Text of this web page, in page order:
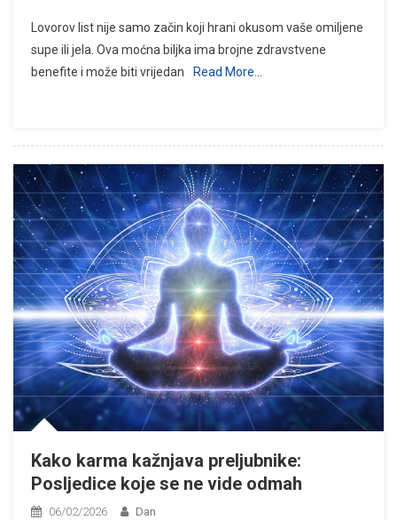
Lovorov list nije samo začin koji hrani okusom vaše omiljene
supe ili jela. Ova moćna biljka ima brojne zdravstvene
benefite i može biti vrijedan
Read More…
Kako karma kažnjava preljubnike:
Posljedice koje se ne vide odmah
06/02/2026 Dan